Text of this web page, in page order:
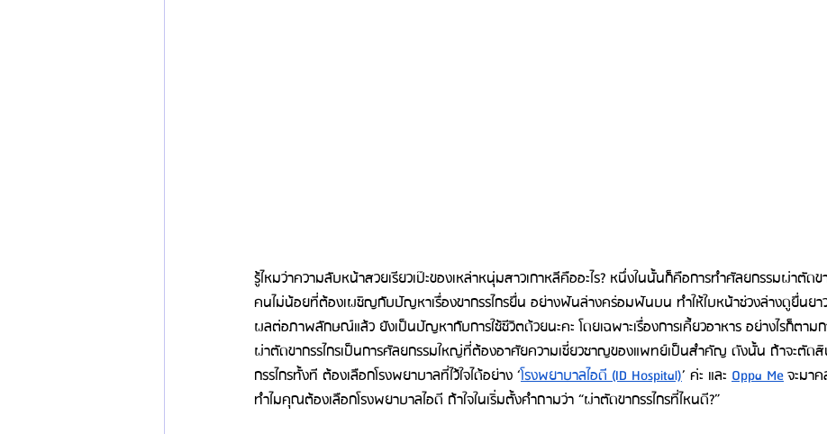
รู้ไหมว่าความลับหน้าสวยเรียวเป๊ะของเหล่าหนุ่มสาวเกาหลีคืออะไร? หนึ่งในนั้นก็คือการทำศัลยกรรมผ่าตัดข
คนไม่น้อยที่ต้องเผชิญกับปัญหาเรื่องขากรรไกรยื่น อย่างฟันล่างคร่อมฟันบน ทำให้ใบหน้าช่วงล่างดูยื่นยา
ผลต่อภาพลักษณ์แล้ว ยังเป็นปัญหากับการใช้ชีวิตด้วยนะคะ โดยเฉพาะเรื่องการเคี้ยวอาหาร อย่างไรก็ตาม
ผ่าตัดขากรรไกรเป็นการศัลยกรรมใหญ่ที่ต้องอาศัยความเชี่ยวชาญของแพทย์เป็นสำคัญ ดังนั้น ถ้าจะตัด
กรรไกรทั้งที ต้องเลือกโรงพยาบาลที่ไว้ใจได้อย่าง ‘โรงพยาบาลไอดี (ID Hospital)’ ค่ะ และ Oppa Me จะมา
ทำไมคุณต้องเลือกโรงพยาบาลไอดี ถ้าใจในเริ่มตั้งคำถามว่า “ผ่าตัดขากรรไกรที่ไหนดี?”